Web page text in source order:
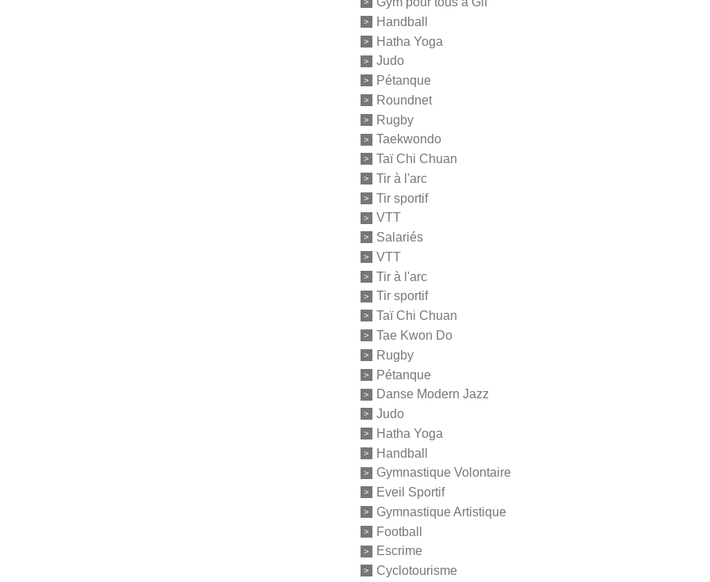
Handball
Hatha Yoga
Judo
Pétanque
Roundnet
Rugby
Taekwondo
Taï Chi Chuan
Tir à l'arc
Tir sportif
VTT
Salariés
VTT
Tir à l'arc
Tir sportif
Taï Chi Chuan
Tae Kwon Do
Rugby
Pétanque
Danse Modern Jazz
Judo
Hatha Yoga
Handball
Gymnastique Volontaire
Eveil Sportif
Gymnastique Artistique
Football
Escrime
Cyclotourisme